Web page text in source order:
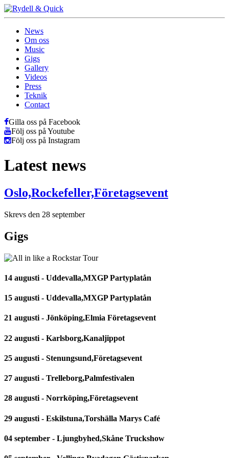
News
Om oss
Music
Gigs
Gallery
Videos
Press
Teknik
Contact
Gilla oss på Facebook
Följ oss på Youtube
Följ oss på Instagram
Latest news
Oslo,Rockefeller,Företagsevent
Skrevs den 28 september
Gigs
14 augusti - Uddevalla,MXGP Partyplatån
15 augusti - Uddevalla,MXGP Partyplatån
21 augusti - Jönköping,Elmia Företagsevent
22 augusti - Karlsborg,Kanaljippot
25 augusti - Stenungsund,Företagsevent
27 augusti - Trelleborg,Palmfestivalen
28 augusti - Norrköping,Företagsevent
29 augusti - Eskilstuna,Torshälla Marys Café
04 september - Ljungbyhed,Skåne Truckshow